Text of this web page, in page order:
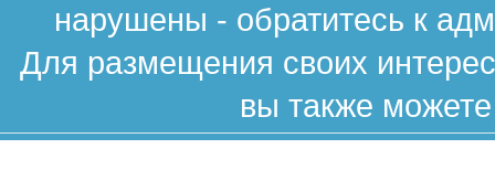
нарушены - обратитесь к
Для размещения своих
вы также